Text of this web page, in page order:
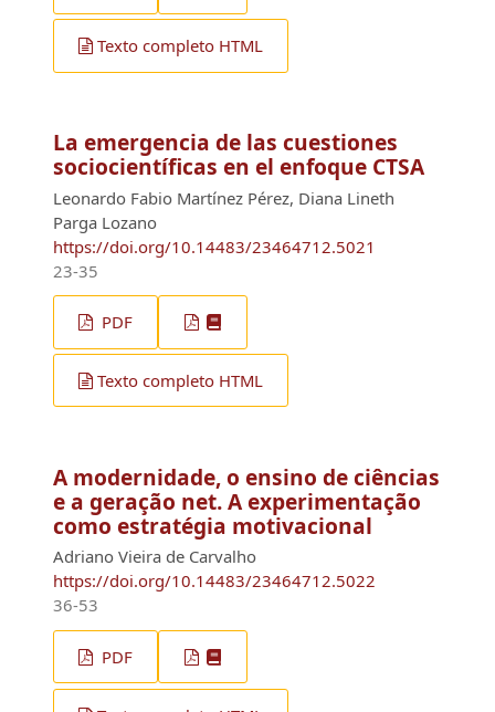
Texto completo HTML
La emergencia de las cuestiones
sociocientíficas en el enfoque CTSA
Leonardo Fabio Martínez Pérez, Diana Lineth
Parga Lozano
https://doi.org/10.14483/23464712.5021
23-35
PDF
Texto completo HTML
A modernidade, o ensino de ciências
e a geração net. A experimentação
como estratégia motivacional
Adriano Vieira de Carvalho
https://doi.org/10.14483/23464712.5022
36-53
PDF